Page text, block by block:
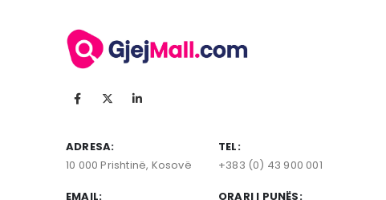
ADRESA:
10 000 Prishtinë, Kosovë
TEL:
+383 (0) 43 900 001
EMAIL: ORARI I PUNËS: